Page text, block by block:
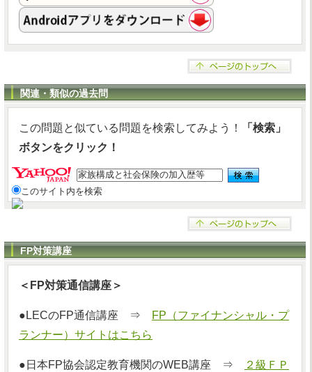
関連・類似の過去問
この問題と似ている問題を検索してみよう！
「検索」
ボタンをクリック！
このサイト内を検索
FP対策講座
＜FP対策通信講座＞
●LECのFP通信講座 ⇒
FP（ファイナンシャル・プ
ランナー）サイトはこちら
●日本FP協会認定教育機関のWEB講座 ⇒
２級ＦＰ